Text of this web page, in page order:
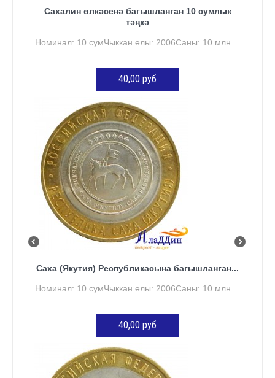
Сахалин өлкәсенә багышланган 10 сумлык
тәңкә
Номинал: 10 сумЧыккан елы: 2006Саны: 10 млн....
40,00 руб
КӘРҖИНГӘ ӨСТӘҮ
Саха (Якутия) Республикасына багышланган...
Номинал: 10 сумЧыккан елы: 2006Саны: 10 млн....
40,00 руб
КӘРҖИНГӘ ӨСТӘҮ